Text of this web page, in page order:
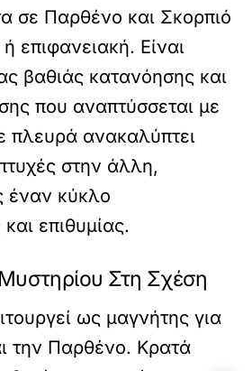
σε Παρθένο και Σκορπιό
επιφανειακή. Είναι
βαθιάς κατανόησης και
που αναπτύσσεται με
πλευρά ανακαλύπτει
στην άλλη,
έναν κύκλο
επιθυμίας.
Στη Σχέση
ως μαγνήτης για
την Παρθένο. Κρατά